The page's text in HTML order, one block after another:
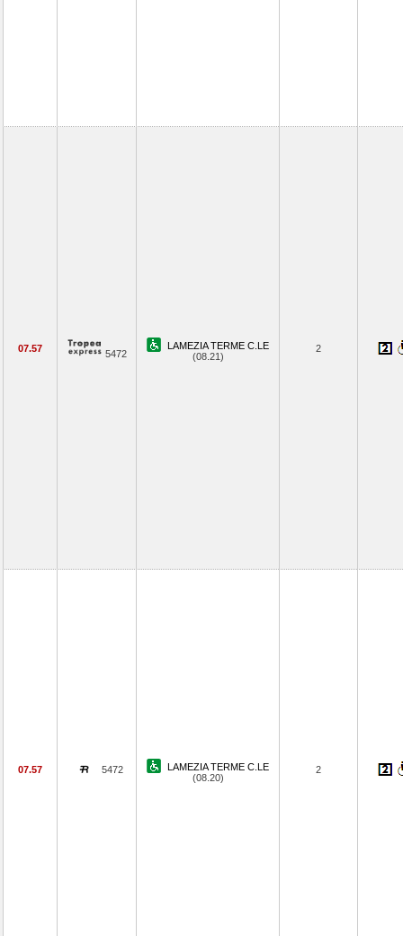
07.57 5472
LAMEZIA TERME C.LE
(08.21)
2
07.57 5472
LAMEZIA TERME C.LE
(08.20)
2